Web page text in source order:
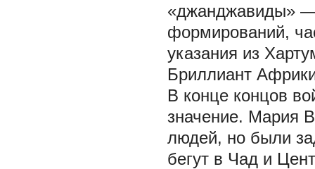
«джанджавиды» —
формирований,
указания из
Бриллиант
В конце концов
значение. Мария
людей, но были
бегут в Чад и